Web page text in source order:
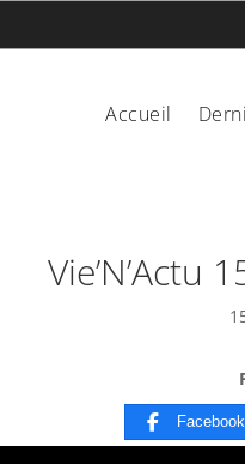
Accueil
Vie’N’Actu
Facebook